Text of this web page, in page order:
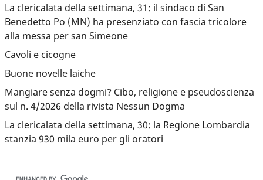
La clericalata della settimana, 31: il sindaco di San
Benedetto Po (MN) ha presenziato con fascia tricolore
alla messa per san Simeone
Cavoli e cicogne
Buone novelle laiche
Mangiare senza dogmi? Cibo, religione e pseudoscienza
sul n. 4/2026 della rivista Nessun Dogma
La clericalata della settimana, 30: la Regione Lombardia
stanzia 930 mila euro per gli oratori